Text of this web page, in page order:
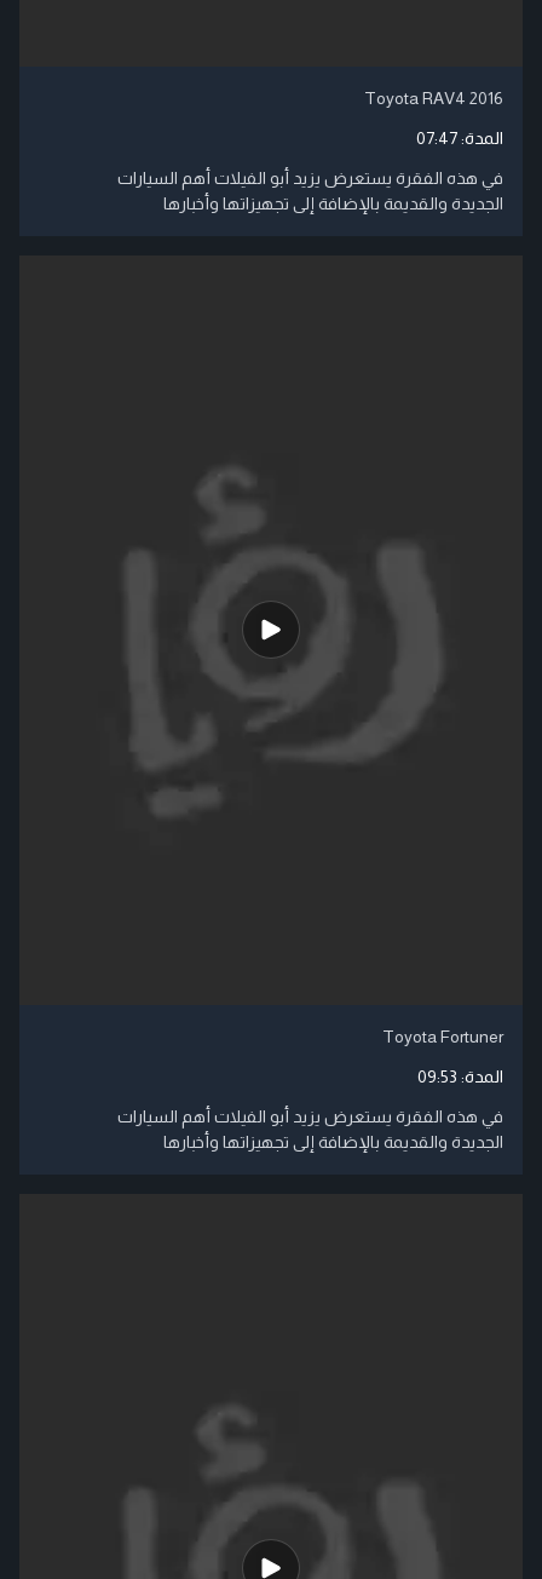
Toyota RAV4 2016
المدة:07:47
في هذه الفقرة يستعرض يزيد أبو الفيلات أهم السيارات
الجديدة والقديمة بالإضافة إلى تجهيزاتها وأخبارها
Toyota Fortuner
المدة: 09:53
في هذه الفقرة يستعرض يزيد أبو الفيلات أهم السيارات
الجديدة والقديمة بالإضافة إلى تجهيزاتها وأخبارها